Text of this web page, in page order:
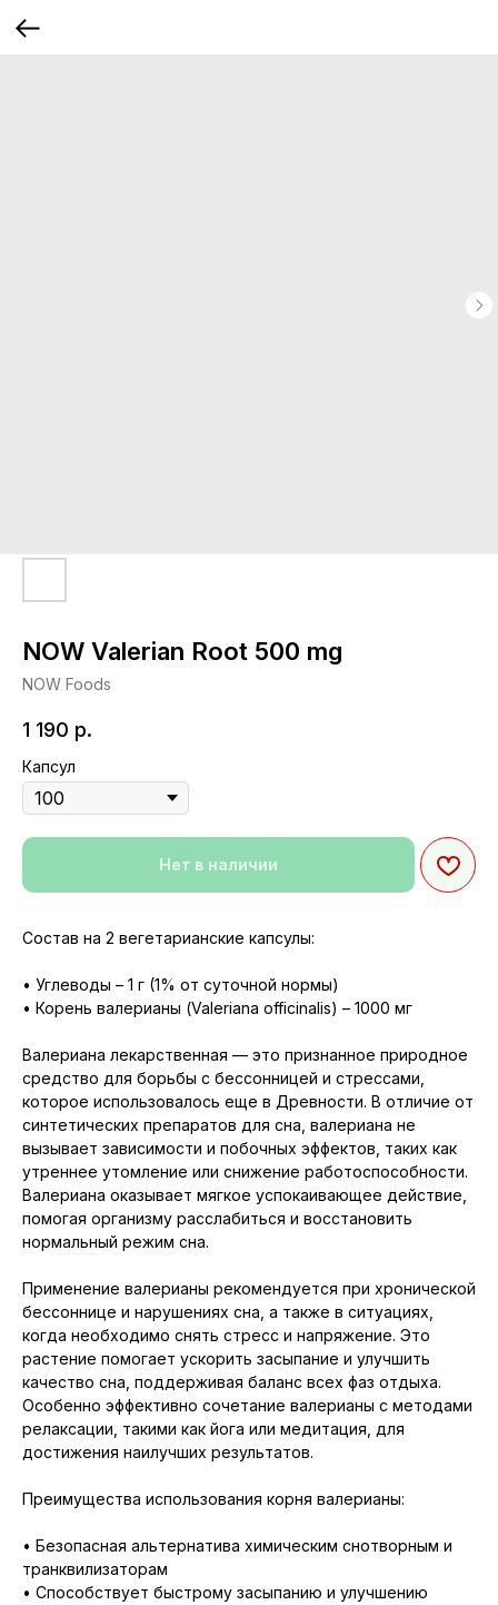
NOW Valerian Root 500 mg
NOW Foods
1 190 р.
Капсул
Нет в наличии
Состав на 2 вегетарианские капсулы:
• Углеводы – 1 г (1% от суточной нормы)
• Корень валерианы (Valeriana officinalis) – 1000 мг
Валериана лекарственная — это признанное природное
средство для борьбы с бессонницей и стрессами,
которое использовалось еще в Древности. В отличие от
синтетических препаратов для сна, валериана не
вызывает зависимости и побочных эффектов, таких как
утреннее утомление или снижение работоспособности.
Валериана оказывает мягкое успокаивающее действие,
помогая организму расслабиться и восстановить
нормальный режим сна.
Применение валерианы рекомендуется при хронической
бессоннице и нарушениях сна, а также в ситуациях,
когда необходимо снять стресс и напряжение. Это
растение помогает ускорить засыпание и улучшить
качество сна, поддерживая баланс всех фаз отдыха.
Особенно эффективно сочетание валерианы с методами
релаксации, такими как йога или медитация, для
достижения наилучших результатов.
Преимущества использования корня валерианы:
• Безопасная альтернатива химическим снотворным и
транквилизаторам
• Способствует быстрому засыпанию и улучшению